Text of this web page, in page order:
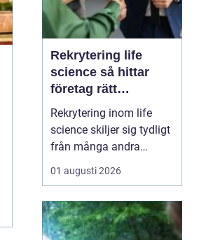
Rekrytering life
science så hittar
företag rätt
kompetens när
kraven är som högst
Rekrytering inom life
science skiljer sig tydligt
från många andra
branscher. Här påverkar
varje beslut
myndighetskrav och ofta
stora
01 augusti 2026